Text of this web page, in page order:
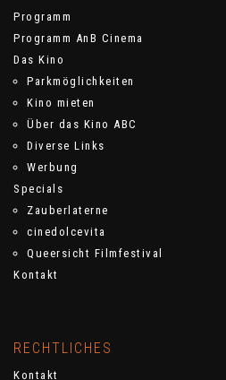
Programm
Programm AnB Cinema
Das Kino
Parkmöglichkeiten
Kino mieten
Über das Kino ABC
Diverse Links
Werbung
Specials
Zauberlaterne
cinedolcevita
Queersicht Filmfestival
Kontakt
RECHTLICHES
Kontakt